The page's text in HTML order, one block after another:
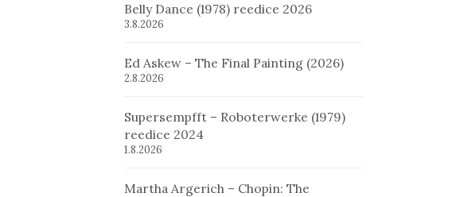
Belly Dance (1978) reedice 2026
3.8.2026
Ed Askew – The Final Painting (2026)
2.8.2026
Supersempfft – Roboterwerke (1979)
reedice 2024
1.8.2026
Martha Argerich – Chopin: The